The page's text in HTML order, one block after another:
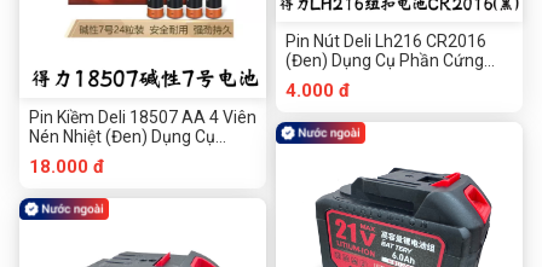
Pin Kiềm Deli 18507 AA 4 Viên
Nén Nhiệt (Đen) Dụng Cụ
Phần Cứng Chuanmu
18.000 đ
Pin Nút Deli Lh216 CR2016
(Đen) Dụng Cụ Phần Cứng
Chuanmu
4.000 đ